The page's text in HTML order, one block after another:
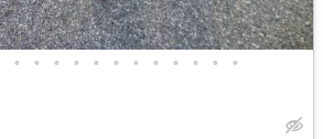
• • • • • • • • • • • •